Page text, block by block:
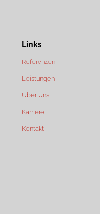
Links
Referenzen
Leistungen
Über Uns
Karriere
Kontakt